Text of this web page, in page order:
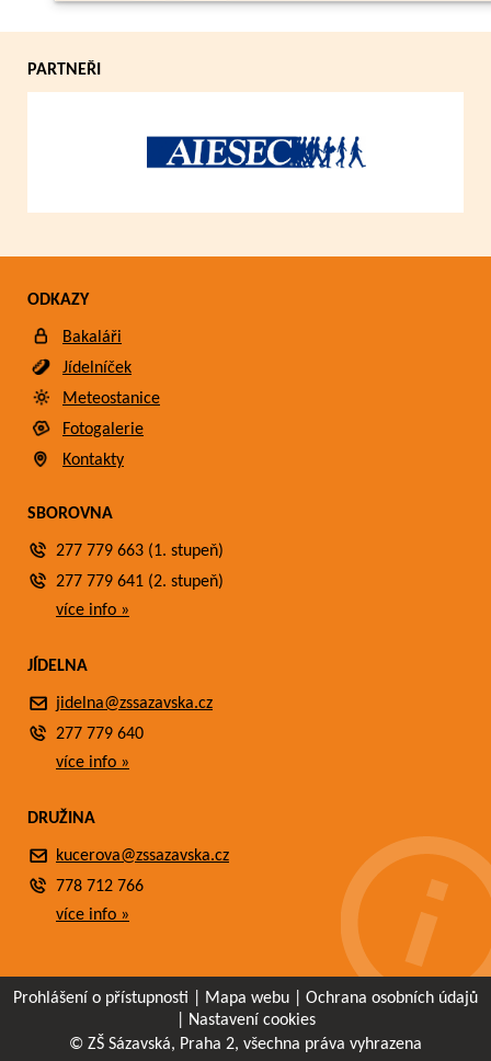
PARTNEŘI
ODKAZY
Bakaláři
Jídelníček
Meteostanice
Fotogalerie
Kontakty
SBOROVNA
277 779 663 (1. stupeň)
277 779 641 (2. stupeň)
více info »
JÍDELNA
jidelna@zssazavska.cz
277 779 640
více info »
DRUŽINA
kucerova@zssazavska.cz
778 712 766
více info »
Prohlášení o přístupnosti Mapa webu
Ochrana osobních údajů
Nastavení cookies
© ZŠ Sázavská, Praha 2, všechna práva vyhrazena